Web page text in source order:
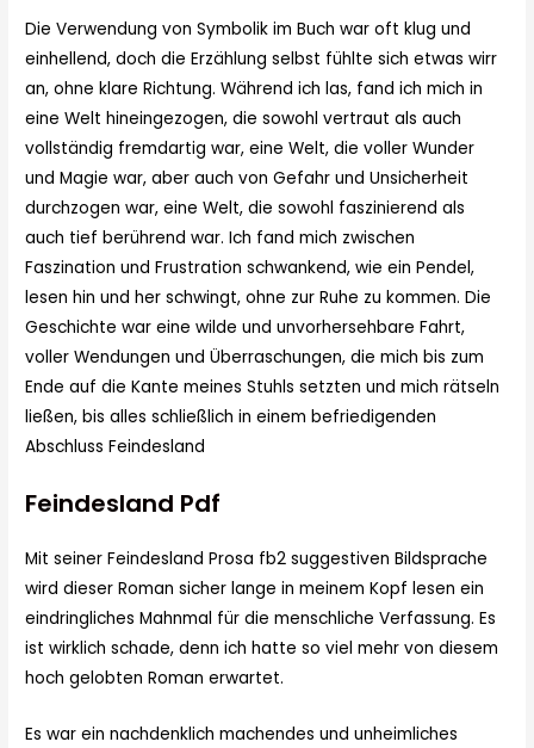
Die Verwendung von Symbolik im Buch war oft klug und
einhellend, doch die Erzählung selbst fühlte sich etwas wirr
an, ohne klare Richtung. Während ich las, fand ich mich in
eine Welt hineingezogen, die sowohl vertraut als auch
vollständig fremdartig war, eine Welt, die voller Wunder
und Magie war, aber auch von Gefahr und Unsicherheit
durchzogen war, eine Welt, die sowohl faszinierend als
auch tief berührend war. Ich fand mich zwischen
Faszination und Frustration schwankend, wie ein Pendel,
lesen hin und her schwingt, ohne zur Ruhe zu kommen. Die
Geschichte war eine wilde und unvorhersehbare Fahrt,
voller Wendungen und Überraschungen, die mich bis zum
Ende auf die Kante meines Stuhls setzten und mich rätseln
ließen, bis alles schließlich in einem befriedigenden
Abschluss Feindesland
Feindesland Pdf
Mit seiner Feindesland Prosa fb2 suggestiven Bildsprache
wird dieser Roman sicher lange in meinem Kopf lesen ein
eindringliches Mahnmal für die menschliche Verfassung. Es
ist wirklich schade, denn ich hatte so viel mehr von diesem
hoch gelobten Roman erwartet.
Es war ein nachdenklich machendes und unheimliches